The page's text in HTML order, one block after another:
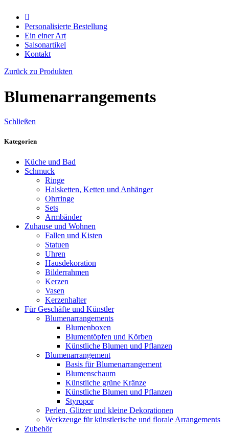
Personalisierte Bestellung
Ein einer Art
Saisonartikel
Kontakt
Zurück zu Produkten
Blumenarrangements
Schließen
Kategorien
Küche und Bad
Schmuck
Ringe
Halsketten, Ketten und Anhänger
Ohrringe
Sets
Armbänder
Zuhause und Wohnen
Fallen und Kisten
Statuen
Uhren
Hausdekoration
Bilderrahmen
Kerzen
Vasen
Kerzenhalter
Für Geschäfte und Künstler
Blumenarrangements
Blumenboxen
Blumentöpfen und Körben
Künstliche Blumen und Pflanzen
Blumenarrangement
Basis für Blumenarrangement
Blumenschaum
Künstliche grüne Kränze
Künstliche Blumen und Pflanzen
Styropor
Perlen, Glitzer und kleine Dekorationen
Werkzeuge für künstlerische und florale Arrangements
Zubehör